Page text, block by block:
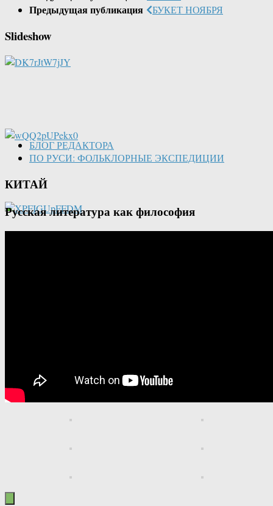
Предыдущая публикация БУКЕТ НОЯБРЯ
Slideshow
БЛОГ РЕДАКТОРА
ПО РУСИ: ФОЛЬКЛОРНЫЕ ЭКСПЕДИЦИИ
КИТАЙ
Русская литература как философия